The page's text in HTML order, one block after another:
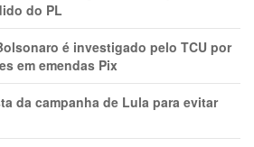
do PL
é investigado pelo TCU por
em emendas Pix
da campanha de Lula para evitar